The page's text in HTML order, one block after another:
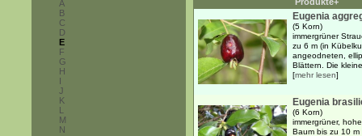
A
B
C
D
E
F
G
H
I
J
K
L
M
N
Eugenia
(5 Korn)
immergrüner
zu 6 m (in
angeodneten,
Blättern. Die
[mehr lesen]
Eugenia
(6 Korn)
immergrüner,
Baum bis zu 10 m